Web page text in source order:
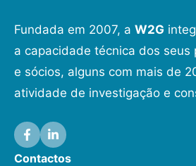
Fundada em 2007, a W2G
a capacidade técnica dos seus
e sócios, alguns com mais de
atividade de investigação e
Contactos